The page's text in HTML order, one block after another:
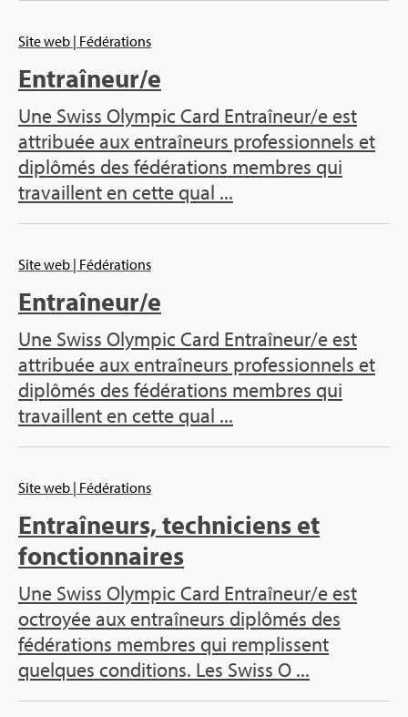
Site web | Fédérations
Entraîneur/e
Une Swiss Olympic Card Entraîneur/e est
attribuée aux entraîneurs professionnels et
diplômés des fédérations membres qui
travaillent en cette qual ...
Site web | Fédérations
Entraîneur/e
Une Swiss Olympic Card Entraîneur/e est
attribuée aux entraîneurs professionnels et
diplômés des fédérations membres qui
travaillent en cette qual ...
Site web | Fédérations
Entraîneurs, techniciens et
fonctionnaires
Une Swiss Olympic Card Entraîneur/e est
octroyée aux entraîneurs diplômés des
fédérations membres qui remplissent
quelques conditions. Les Swiss O ...